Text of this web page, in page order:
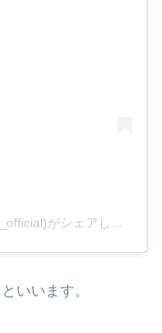
リトルワールド 【公式】(@littleworld_official)がシェアした投稿
といいます。